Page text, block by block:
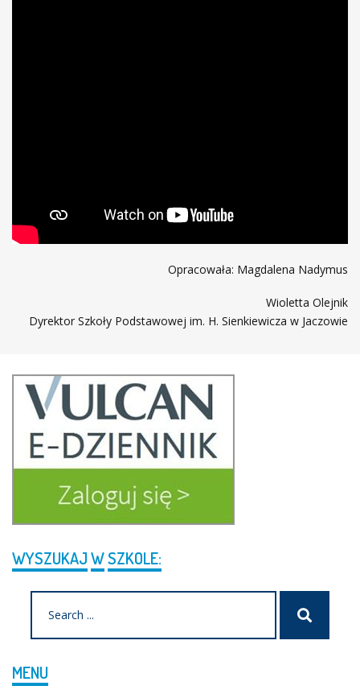
Opracowała: Magdalena Nadymus
Wioletta Olejnik
Dyrektor Szkoły Podstawowej im. H. Sienkiewicza w Jaczowie
WYSZUKAJWSZKOLE:
Szukaj
MENU